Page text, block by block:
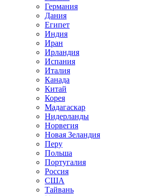
Германия
Дания
Египет
Индия
Иран
Ирландия
Испания
Италия
Канада
Китай
Корея
Мадагаскар
Нидерланды
Норвегия
Новая Зеландия
Перу
Польша
Португалия
Россия
США
Тайвань